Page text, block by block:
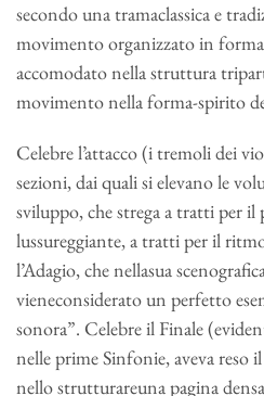
secondo una tramaclassica e
movimento organizzato in
accomodato nella struttura
movimento nella forma-spirito
Celebre l’attacco (i tremoli dei
sezioni, dai quali si elevano le
sviluppo, che strega a tratti per
lussureggiante, a tratti per il
l’Adagio, che nellasua
vieneconsiderato un perfetto
sonora”. Celebre il Finale
nelle prime Sinfonie, aveva reso
nello strutturareuna pagina